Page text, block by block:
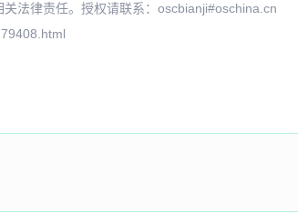
法律责任。授权请联系：oscbianji#oschina.cn